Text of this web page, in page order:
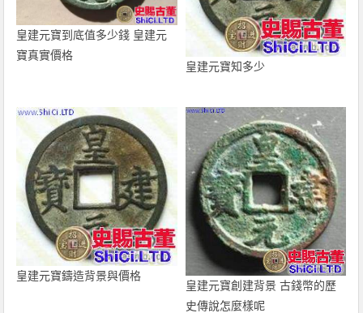
皇建元寶到底值多少錢 皇建元
寶真實價格
皇建元寶知多少
皇建元寶鑄造背景與價格
皇建元寶創建背景 古錢幣的歷
史傳說怎麼樣呢